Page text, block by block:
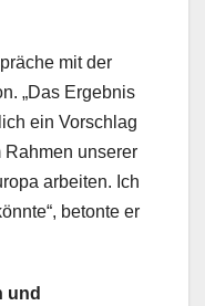
mit der
„Das Ergebnis
ein Vorschlag
unserer
arbeiten. Ich
betonte er
und